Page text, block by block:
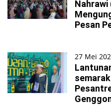
Nahrawi
Pesan
27 Mei